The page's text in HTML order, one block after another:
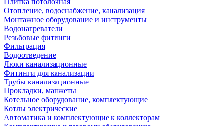
Плитка потолочная
Отопление, водоснабжение, канализация
Монтажное оборудование и инструменты
Водонагреватели
Резьбовые фитинги
Фильтрация
Водоотведение
Люки канализационные
Фитинги для канализации
Трубы канализационные
Прокладки, манжеты
Котельное оборудование, комплектующие
Котлы электрические
Автоматика и комплектующие к коллекторам